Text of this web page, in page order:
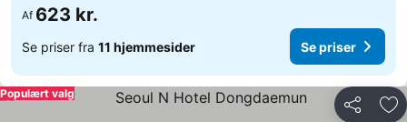
Af 623 kr.
Se priser fra 11 hjemmesider Se priser
Del
Populært valg